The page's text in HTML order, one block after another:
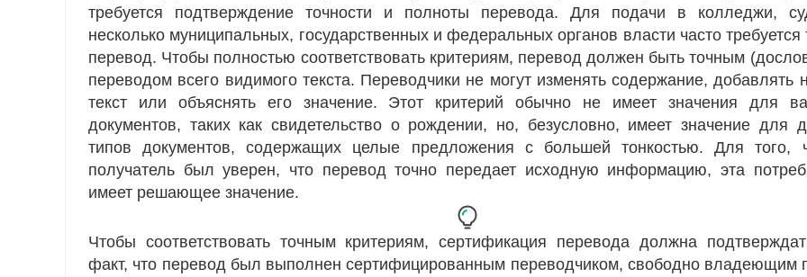
требуется подтверждение точности и полноты перевода. Для подачи в колледжи,
несколько муниципальных, государственных и федеральных органов власти часто требуется
перевод. Чтобы полностью соответствовать критериям, перевод должен быть точным
переводом всего видимого текста. Переводчики не могут изменять содержание, добавлять
текст или объяснять его значение. Этот критерий обычно не имеет значения для
документов, таких как свидетельство о рождении, но, безусловно, имеет значение для
типов документов, содержащих целые предложения с большей тонкостью. Для того,
получатель был уверен, что перевод точно передает исходную информацию, эта
имеет решающее значение.
Чтобы соответствовать точным критериям, сертификация перевода должна
факт, что перевод был выполнен сертифицированным переводчиком, свободно владеющим